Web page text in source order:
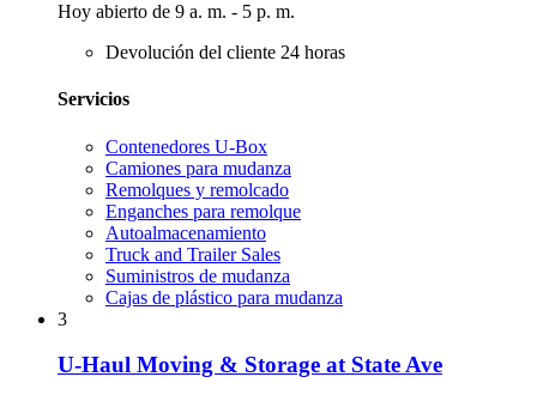
Hoy abierto de 9 a. m. - 5 p. m.
Devolución del cliente 24 horas
Servicios
Contenedores U-Box
Camiones para mudanza
Remolques y remolcado
Enganches para remolque
Autoalmacenamiento
Truck and Trailer Sales
Suministros de mudanza
Cajas de plástico para mudanza
3
U-Haul Moving & Storage at State Ave